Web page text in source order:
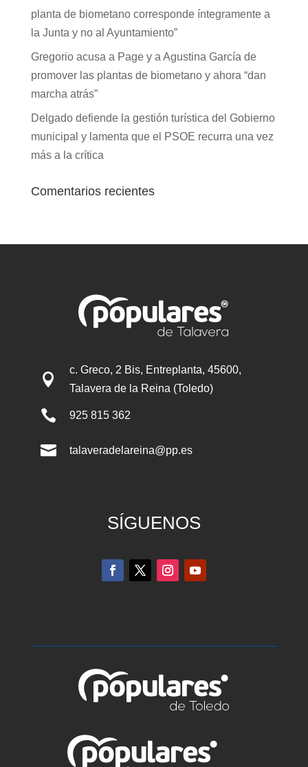
planta de biometano corresponde íntegramente a
la Junta y no al Ayuntamiento”
Gregorio acusa a Page y a Agustina García de
promover las plantas de biometano y ahora “dan
marcha atrás”
Delgado defiende la gestión turística del Gobierno
municipal y lamenta que el PSOE recurra una vez
más a la crítica
Comentarios recientes

c. Greco, 2 Bis, Entreplanta, 45600,
Talavera de la Reina (Toledo)
 925 815 362
 talaveradelareina@pp.es
SÍGUENOS